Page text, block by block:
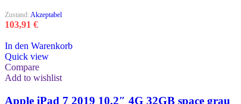
Zustand: Akzeptabel
103,91 €
In den Warenkorb
Quick view
Compare
Add to wishlist
Apple iPad 7 2019 10.2″ 4G 32GB space grau